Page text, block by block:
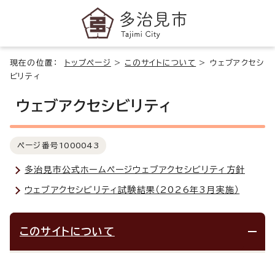
現在の位置： トップページ > このサイトについて > ウェブアクセシ
ビリティ
ウェブアクセシビリティ
ページ番号 1000043
多治見市公式ホームページウェブアクセシビリティ方針
ウェブアクセシビリティ試験結果（2026年3月実施）
このサイトについて